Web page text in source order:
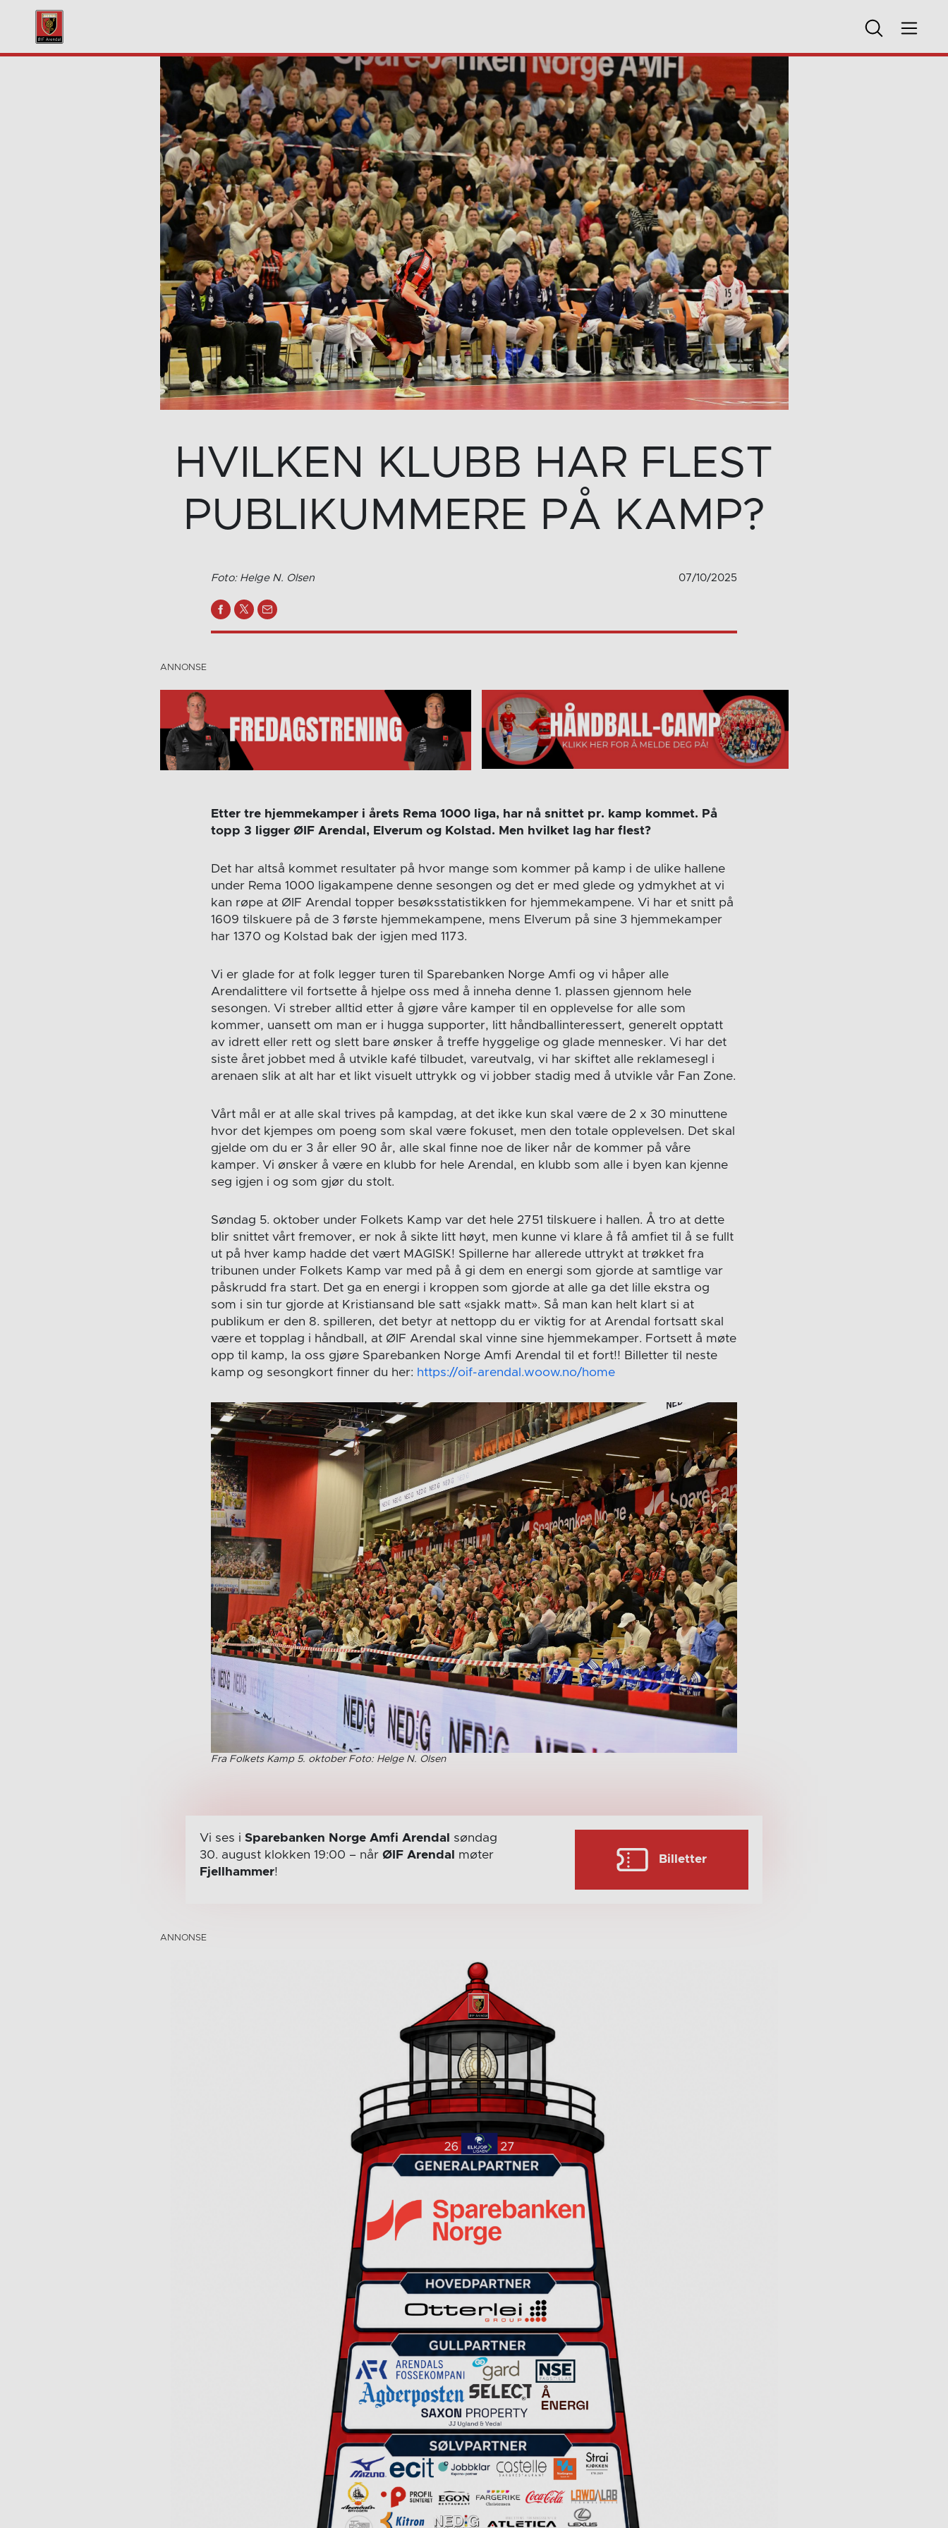
HVILKEN KLUBB HAR FLEST
PUBLIKUMMERE PÅ KAMP?
Foto: Helge N. Olsen 07/10/2025
Etter tre hjemmekamper i årets Rema 1000 liga, har nå snittet pr. kamp kommet. På
topp 3 ligger ØIF Arendal, Elverum og Kolstad. Men hvilket lag har flest?
Det har altså kommet resultater på hvor mange som kommer på kamp i de ulike hallene
under Rema 1000 ligakampene denne sesongen og det er med glede og ydmykhet at vi
kan røpe at ØIF Arendal topper besøksstatistikken for hjemmekampene. Vi har et snitt på
1609 tilskuere på de 3 første hjemmekampene, mens Elverum på sine 3 hjemmekamper
har 1370 og Kolstad bak der igjen med 1173.
Vi er glade for at folk legger turen til Sparebanken Norge Amfi og vi håper alle
Arendalittere vil fortsette å hjelpe oss med å inneha denne 1. plassen gjennom hele
sesongen. Vi streber alltid etter å gjøre våre kamper til en opplevelse for alle som
kommer, uansett om man er i hugga supporter, litt håndballinteressert, generelt opptatt
av idrett eller rett og slett bare ønsker å treffe hyggelige og glade mennesker. Vi har det
siste året jobbet med å utvikle kafé tilbudet, vareutvalg, vi har skiftet alle reklamesegl i
arenaen slik at alt har et likt visuelt uttrykk og vi jobber stadig med å utvikle vår Fan Zone.
Vårt mål er at alle skal trives på kampdag, at det ikke kun skal være de 2 x 30 minuttene
hvor det kjempes om poeng som skal være fokuset, men den totale opplevelsen. Det skal
gjelde om du er 3 år eller 90 år, alle skal finne noe de liker når de kommer på våre
kamper. Vi ønsker å være en klubb for hele Arendal, en klubb som alle i byen kan kjenne
seg igjen i og som gjør du stolt.
Søndag 5. oktober under Folkets Kamp var det hele 2751 tilskuere i hallen. Å tro at dette
blir snittet vårt fremover, er nok å sikte litt høyt, men kunne vi klare å få amfiet til å se fullt
ut på hver kamp hadde det vært MAGISK! Spillerne har allerede uttrykt at trøkket fra
tribunen under Folkets Kamp var med på å gi dem en energi som gjorde at samtlige var
påskrudd fra start. Det ga en energi i kroppen som gjorde at alle ga det lille ekstra og
som i sin tur gjorde at Kristiansand ble satt «sjakk matt». Så man kan helt klart si at
publikum er den 8. spilleren, det betyr at nettopp du er viktig for at Arendal fortsatt skal
være et topplag i håndball, at ØIF Arendal skal vinne sine hjemmekamper. Fortsett å møte
opp til kamp, la oss gjøre Sparebanken Norge Amfi Arendal til et fort!! Billetter til neste
kamp og sesongkort finner du her: https://oif-arendal.woow.no/home
Fra Folkets Kamp 5. oktober Foto: Helge N. Olsen
Vi ses i Sparebanken Norge Amfi Arendal
søndag
30. august klokken 19:00 – når ØIF Arendal
møter
Fjellhammer!
Billetter